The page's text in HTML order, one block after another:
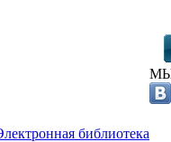
библиотека